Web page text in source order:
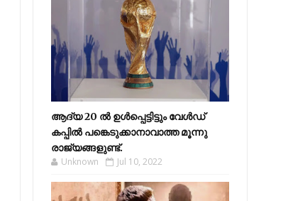
ആദ്യ 20 ല്‍ ഉള്‍പ്പെട്ടിട്ടും വേള്‍ഡ്
കപ്പില്‍ പങ്കെടുക്കാനാവാത്ത മൂന്നു
രാജ്യങ്ങളുണ്ട്.
Unknown Jul 10, 2022